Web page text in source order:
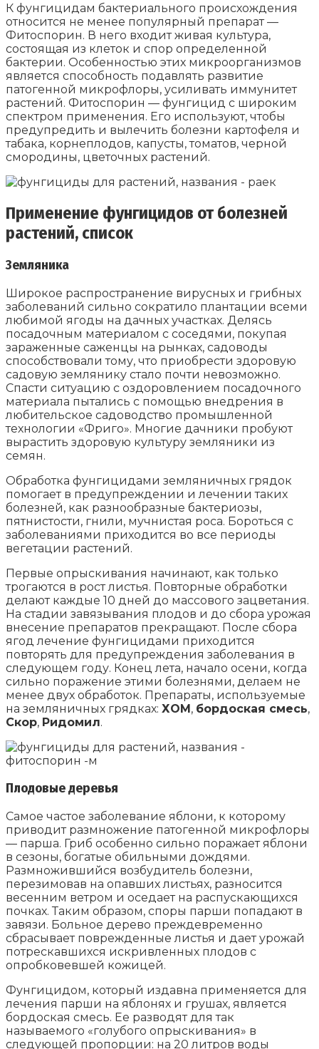
К фунгицидам бактериального происхождения
относится не менее популярный препарат —
Фитоспорин. В него входит живая культура,
состоящая из клеток и спор определенной
бактерии. Особенностью этих микроорганизмов
является способность подавлять развитие
патогенной микрофлоры, усиливать иммунитет
растений. Фитоспорин — фунгицид с широким
спектром применения. Его используют, чтобы
предупредить и вылечить болезни картофеля и
табака, корнеплодов, капусты, томатов, черной
смородины, цветочных растений.
Применение фунгицидов от болезней
растений, список
Земляника
Широкое распространение вирусных и грибных
заболеваний сильно сократило плантации всеми
любимой ягоды на дачных участках. Делясь
посадочным материалом с соседями, покупая
зараженные саженцы на рынках, садоводы
способствовали тому, что приобрести здоровую
садовую землянику стало почти невозможно.
Спасти ситуацию с оздоровлением посадочного
материала пытались с помощью внедрения в
любительское садоводство промышленной
технологии «Фриго». Многие дачники пробуют
вырастить здоровую культуру земляники из
семян.
Обработка фунгицидами земляничных грядок
помогает в предупреждении и лечении таких
болезней, как разнообразные бактериозы,
пятнистости, гнили, мучнистая роса. Бороться с
заболеваниями приходится во все периоды
вегетации растений.
Первые опрыскивания начинают, как только
трогаются в рост листья. Повторные обработки
делают каждые 10 дней до массового зацветания.
На стадии завязывания плодов и до сбора урожая
внесение препаратов прекращают. После сбора
ягод лечение фунгицидами приходится
повторять для предупреждения заболевания в
следующем году. Конец лета, начало осени, когда
сильно поражение этими болезнями, делаем не
менее двух обработок. Препараты, используемые
на земляничных грядках: ХОМ, бордоская смесь,
Скор, Ридомил.
Плодовые деревья
Самое частое заболевание яблони, к которому
приводит размножение патогенной микрофлоры
— парша. Гриб особенно сильно поражает яблони
в сезоны, богатые обильными дождями.
Размножившийся возбудитель болезни,
перезимовав на опавших листьях, разносится
весенним ветром и оседает на распускающихся
почках. Таким образом, споры парши попадают в
завязи. Больное дерево преждевременно
сбрасывает поврежденные листья и дает урожай
потрескавшихся искривленных плодов с
опробковевшей кожицей.
Фунгицидом, который издавна применяется для
лечения парши на яблонях и грушах, является
бордоская смесь. Ее разводят для так
называемого «голубого опрыскивания» в
следующей пропорции: на 20 литров воды